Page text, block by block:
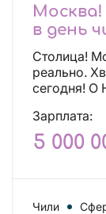
Москва!
в день
Столица!
реально.
Зарплата:
5 000
Чили